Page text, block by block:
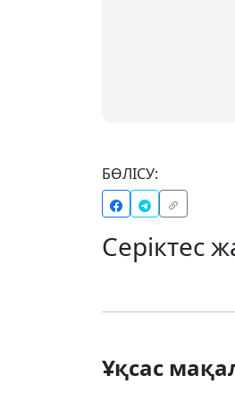
БӨЛІСУ:
Серіктес
Ұқсас